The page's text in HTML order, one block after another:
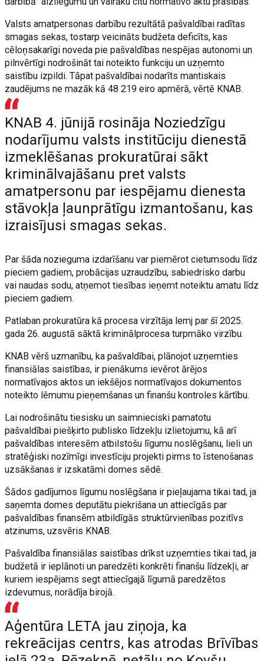
Valsts amatpersonas darbību rezultātā pašvaldībai radītas
smagas sekas, tostarp veicināts budžeta deficīts, kas
cēloņsakarīgi noveda pie pašvaldības nespējas autonomi un
pilnvērtīgi nodrošināt tai noteikto funkciju un uzņemto
saistību izpildi. Tāpat pašvaldībai nodarīts mantiskais
zaudējums ne mazāk kā 48 219 eiro apmērā, vērtē KNAB.
KNAB 4. jūnijā rosināja Noziedzīgu
nodarījumu valsts institūciju dienestā
izmeklēšanas prokuratūrai sākt
kriminālvajāšanu pret valsts
amatpersonu par iespējamu dienesta
stāvokļa ļaunprātīgu izmantošanu, kas
izraisījusi smagas sekas.
Par šāda nozieguma izdarīšanu var piemērot cietumsodu līdz
pieciem gadiem, probācijas uzraudzību, sabiedrisko darbu
vai naudas sodu, atņemot tiesības ieņemt noteiktu amatu līdz
pieciem gadiem.
Patlaban prokuratūra kā procesa virzītāja lemj par šī 2025.
gada 26. augustā sāktā kriminālprocesa turpmāko virzību.
KNAB vērš uzmanību, ka pašvaldībai, plānojot uzņemties
finansiālas saistības, ir pienākums ievērot ārējos
normatīvajos aktos un iekšējos normatīvajos dokumentos
noteikto lēmumu pieņemšanas un finanšu kontroles kārtību.
Lai nodrošinātu tiesisku un saimnieciski pamatotu
pašvaldībai piešķirto publisko līdzekļu izlietojumu, kā arī
pašvaldības interesēm atbilstošu līgumu noslēgšanu, lieli un
stratēģiski nozīmīgi investīciju projekti pirms to īstenošanas
uzsākšanas ir izskatāmi domes sēdē.
Šādos gadījumos līgumu noslēgšana ir pieļaujama tikai tad, ja
saņemta domes deputātu piekrišana un attiecīgās par
pašvaldības finansēm atbildīgās struktūrvienības pozitīvs
atzinums, uzsvēris KNAB.
Pašvaldība finansiālas saistības drīkst uzņemties tikai tad, ja
budžetā ir ieplānoti un paredzēti konkrēti finanšu līdzekļi, ar
kuriem iespējams segt attiecīgajā līgumā paredzētos
izdevumus, norādīja birojā.
Aģentūra LETA jau ziņoja, ka
rekreācijas centrs, kas atrodas Brīvības